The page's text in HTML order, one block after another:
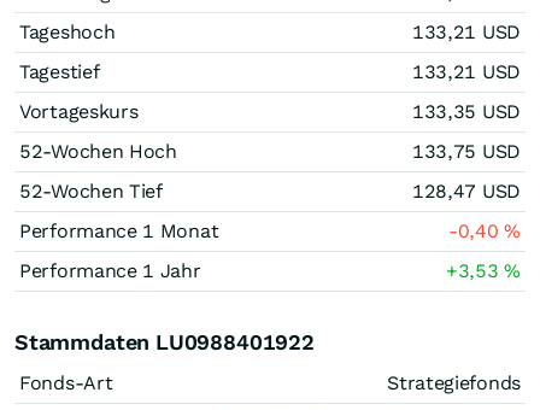
Tageshoch
133,21 USD
Tagestief
133,21 USD
Vortageskurs
133,35 USD
52-Wochen Hoch
133,75 USD
52-Wochen Tief
128,47 USD
Performance 1 Monat
-0,40%
Performance 1 Jahr
+3,53%
Stammdaten LU0988401922
Fonds-Art Strategiefonds